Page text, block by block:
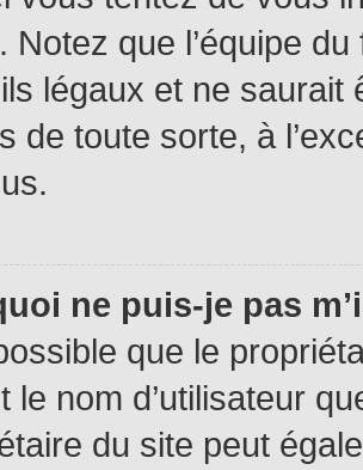
Notez que l’équipe
légaux et ne saurait
de toute sorte, à
ne puis-je pas
que le
le nom d’utilisateur
du site peut